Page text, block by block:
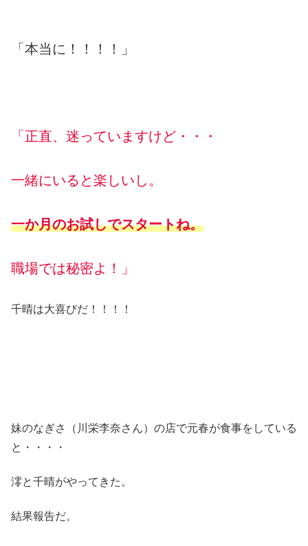
「本当に！！！！」
「正直、迷っていますけど・・・
一緒にいると楽しいし。
一か月のお試しでスタートね。
職場では秘密よ！」
千晴は大喜びだ！！！！
妹のなぎさ（川栄李奈さん）の店で元春が食事をしている
と・・・・
澪と千晴がやってきた。
結果報告だ。